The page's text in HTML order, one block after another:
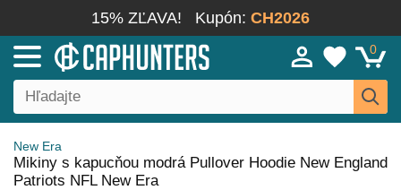
15% ZĽAVA! Kupón: CH2026
0
New Era
Mikiny s kapucňou modrá Pullover Hoodie New England
Patriots NFL New Era